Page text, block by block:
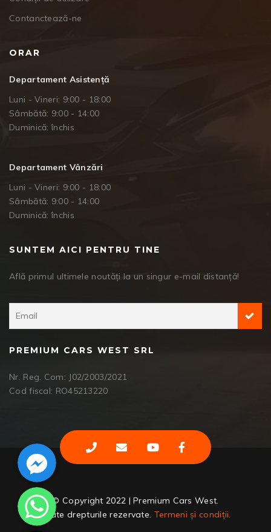
Contanctează-ne
ORAR
Departament Asistență
Luni - Vineri: 9:00 - 18:00
Sâmbătă: 9:00 - 14:00
Duminică: închis
Departament Vânzări
Luni - Vineri: 9:00 - 18:00
Sâmbătă: 9:00 - 14:00
Duminică: închis
SUNTEM AICI PENTRU TINE
Află primul ultimele noutăți la un singur e-mail distanță!
PREMIUM CARS WEST SRL
Nr. Reg. Com: J02/2003/2021
Cod fiscal: RO45213220
© Copyright 2022 | Premium Cars West.
Toate drepturile rezervate. Termeni și condiții.
Facebook Messenger
WhatsApp